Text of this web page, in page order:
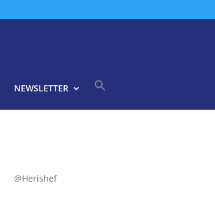
NEWSLETTER
@Herishef